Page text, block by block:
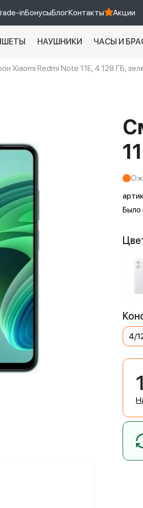
inБонусыБлогКонтакты Акции
НАУШНИКИ ЧАСЫ И
Xiaomi Redmi Note 11E, 4.128 ГБ,
Было
4/